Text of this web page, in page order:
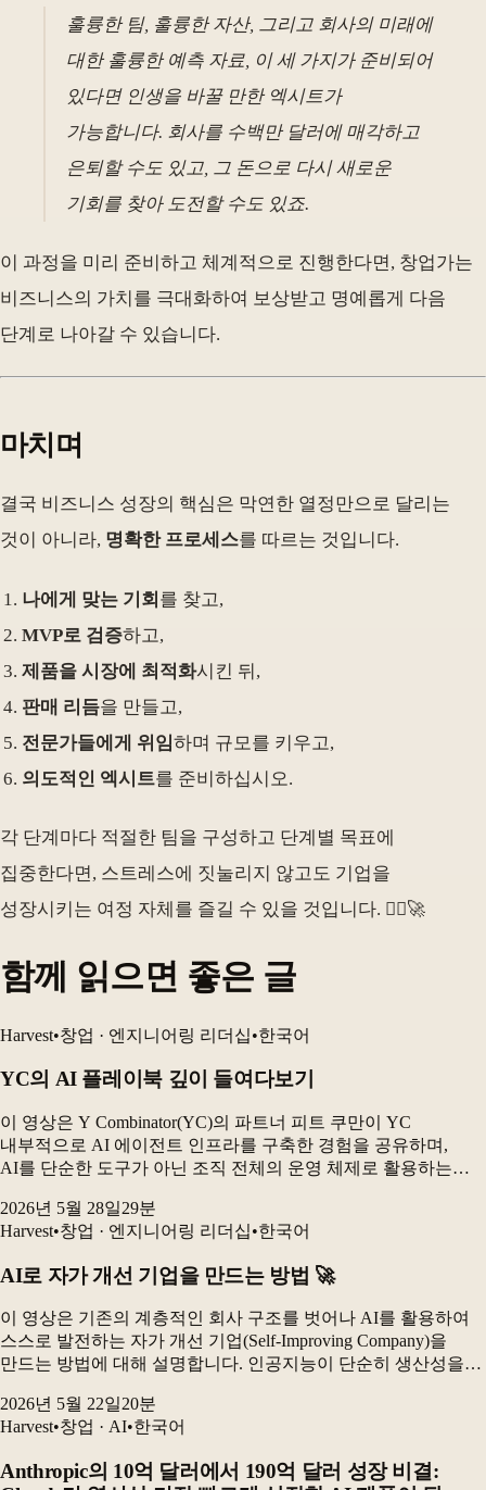
훌륭한 팀, 훌륭한 자산, 그리고 회사의 미래에
대한 훌륭한 예측 자료, 이 세 가지가 준비되어
있다면 인생을 바꿀 만한 엑시트가
가능합니다. 회사를 수백만 달러에 매각하고
은퇴할 수도 있고, 그 돈으로 다시 새로운
기회를 찾아 도전할 수도 있죠.
이 과정을 미리 준비하고 체계적으로 진행한다면, 창업가는
비즈니스의 가치를 극대화하여 보상받고 명예롭게 다음
단계로 나아갈 수 있습니다.
마치며
결국 비즈니스 성장의 핵심은 막연한 열정만으로 달리는
것이 아니라, 명확한 프로세스를 따르는 것입니다.
나에게 맞는 기회 를 찾고,
MVP로 검증하고,
제품을 시장에 최적화시킨 뒤,
판매 리듬을 만들고,
전문가들에게 위임하며 규모를 키우고,
의도적인 엑시트를 준비하십시오.
각 단계마다 적절한 팀을 구성하고 단계별 목표에
집중한다면, 스트레스에 짓눌리지 않고도 기업을
성장시키는 여정 자체를 즐길 수 있을 것입니다. 🧗‍♂️🚀
함께 읽으면 좋은 글
Harvest•창업 · 엔지니어링 리더십•한국어
YC의 AI 플레이북 깊이 들여다보기
이 영상은 Y Combinator(YC)의 파트너 피트 쿠만이 YC
내부적으로 AI 에이전트 인프라를 구축한 경험을 공유하며,
AI를 단순한 도구가 아닌 조직 전체의 운영 체제로 활용하는
권한을 부여한 것이 얼마나 큰 변화를 가져왔...
2026년 5월 28일29분
Harvest•창업 · 엔지니어링 리더십•한국어
AI로 자가 개선 기업을 만드는 방법 🚀
이 영상은 기존의 계층적인 회사 구조를 벗어나 AI를 활용하여
스스로 발전하는 자가 개선 기업(Self-Improving Company)을
만드는 방법에 대해 설명합니다. 인공지능이 단순히 생산성을
있음을 강조하며, 데이터를 A...
2026년 5월 22일20분
Harvest•창업 · AI•한국어
Anthropic의 10억 달러에서 190억 달러 성장 비결: